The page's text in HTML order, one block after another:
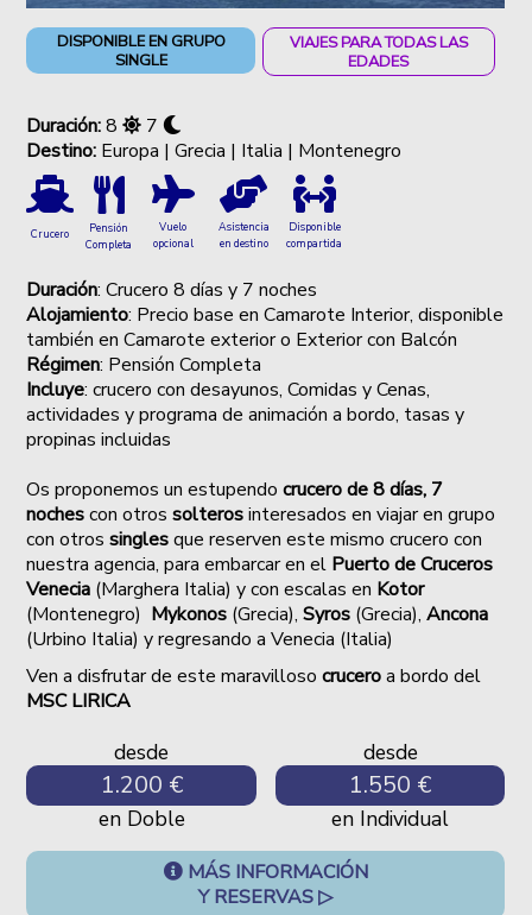
DISPONIBLE EN GRUPO
SINGLE
VIAJES PARA TODAS LAS
EDADES
Duración:8
7
Destino: Europa | Grecia | Italia | Montenegro
Crucero
Pensión
Completa
Vuelo
opcional
Asistencia
en destino
Disponible
compartida
Duración: Crucero 8 días y 7 noches
Alojamiento: Precio base en Camarote Interior, disponible
también en Camarote exterior o Exterior con Balcón
Régimen: Pensión Completa
Incluye: crucero con desayunos, Comidas y Cenas,
actividades y programa de animación a bordo, tasas y
propinas incluidas
Os proponemos un estupendocrucero de 8 días, 7
nochescon otros solterosinteresados en viajar en grupo
con otrossinglesque reserven este mismo crucero con
nuestra agencia, para embarcar en el Puerto de Cruceros
Venecia (Marghera Italia) y con escalas en Kotor
(Montenegro) Mykonos (Grecia),Syros (Grecia),Ancona
(Urbino Italia)y regresando a Venecia (Italia)
Ven a disfrutar de este maravillosocruceroa bordo del
MSC LIRICA
desde
1.200 €
en Doble
desde
1.550 €
en Individual
MÁS INFORMACIÓN
Y RESERVAS ▷